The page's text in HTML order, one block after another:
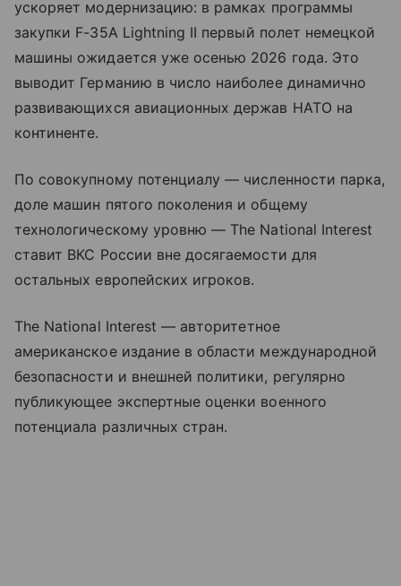
ускоряет модернизацию: в рамках программы
закупки F-35A Lightning II первый полет немецкой
машины ожидается уже осенью 2026 года. Это
выводит Германию в число наиболее динамично
развивающихся авиационных держав НАТО на
континенте.
По совокупному потенциалу — численности парка,
доле машин пятого поколения и общему
технологическому уровню — The National Interest
ставит ВКС России вне досягаемости для
остальных европейских игроков.
The National Interest — авторитетное
американское издание в области международной
безопасности и внешней политики, регулярно
публикующее экспертные оценки военного
потенциала различных стран.